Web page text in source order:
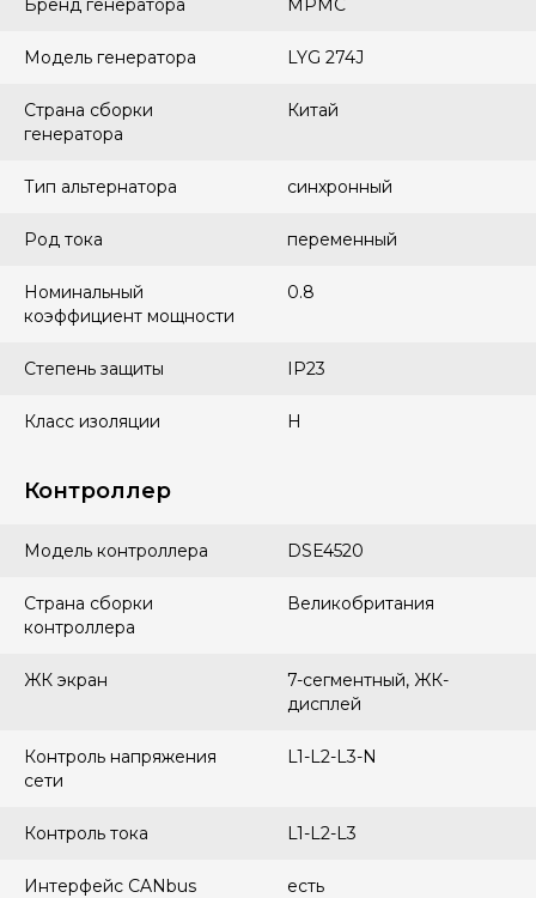
Бренд генератора MPMC
Модель генератора LYG 274J
Страна сборки
генератора
Китай
Тип альтернатора синхронный
Род тока переменный
Номинальный
коэффициент мощности
0.8
Степень защиты IP23
Класс изоляции H
Контроллер
Модель контроллера DSE4520
Страна сборки
контроллера
Великобритания
ЖК экран
7-сегментный, ЖК-
дисплей
Контроль напряжения
сети
L1-L2-L3-N
Контроль тока L1-L2-L3
Интерфейс CANbus есть